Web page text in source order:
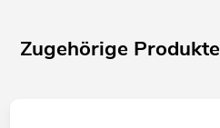
Zugehörige Produkte